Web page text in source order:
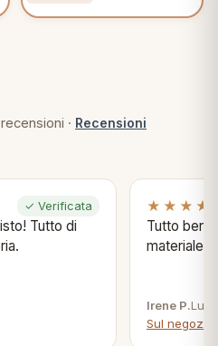
· Recensioni
✓ Verificata
Tutto di
Tutto bene
materiale .
Irene P.Lug
Sul negozio